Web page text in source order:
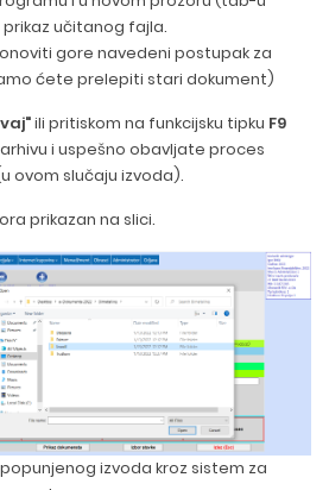
učitanog fajla.
gore navedeni postupak za
ćete prelepiti stari dokument)
ili pritiskom na funkcijsku tipku F9
i uspešno obavljate proces
ovom slučaju izvoda).
prikazan na slici.
izvoda kroz sistem za